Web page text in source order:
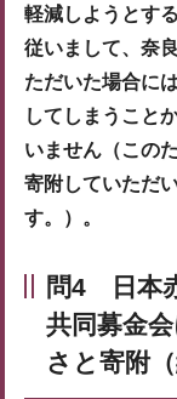
軽減しようとす
従いまして、奈
ただいた場合に
してしまうこと
いません（この
寄附していただ
す。）。
問4 日本
共同募金
さと寄附